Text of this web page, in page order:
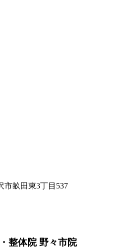
市畝田東3丁目537
整体院 野々市院